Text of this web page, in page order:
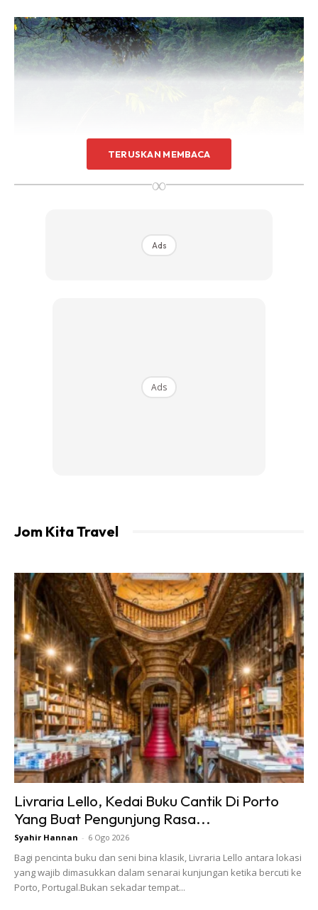
TERUSKAN MEMBACA
∞
Ads
Ads
Jom Kita Travel
Livraria Lello, Kedai Buku Cantik Di Porto
Yang Buat Pengunjung Rasa...
Syahir Hannan - 6 Ogo 2026
Bagi pencinta buku dan seni bina klasik, Livraria Lello antara lokasi
yang wajib dimasukkan dalam senarai kunjungan ketika bercuti ke
Porto, Portugal.Bukan sekadar tempat...